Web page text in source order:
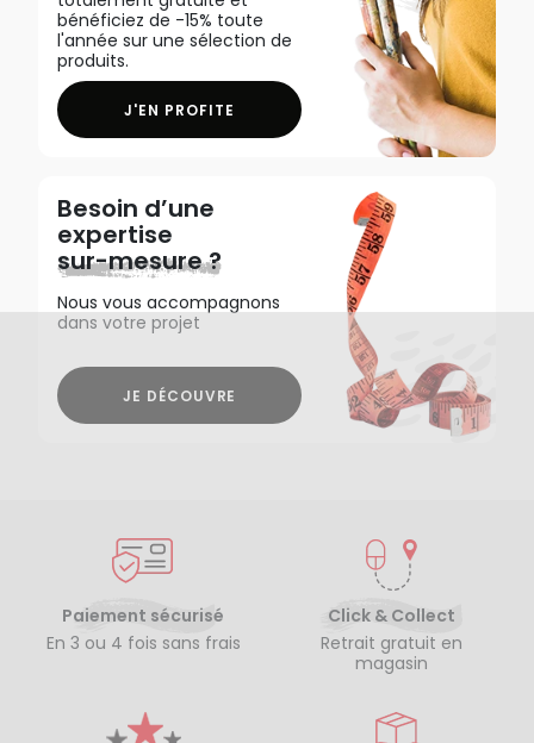
bénéficiez de -15% toute
l'année sur une sélection de
produits.
J'EN PROFITE
Besoin d’une
expertise
sur-mesure ?
Nous vous accompagnons
dans votre projet
JE DÉCOUVRE
Paiement sécurisé
En 3 ou 4 fois sans frais
Click & Collect
Retrait gratuit en
magasin